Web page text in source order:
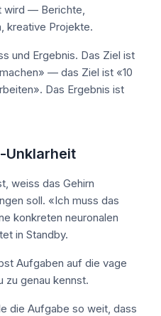
wird — Berichte,
kreative Projekte.
und Ergebnis. Das Ziel ist
— das Ziel ist «10
Das Ergebnis ist
Unklarheit
weiss das Gehirn
soll. «Ich muss das
konkreten neuronalen
in Standby.
Aufgaben auf die vage
zu genau kennst.
die Aufgabe so weit, dass